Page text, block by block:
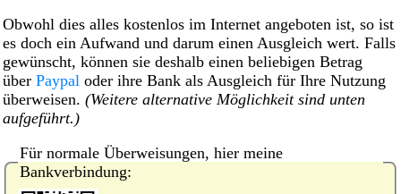
Obwohl dies alles kostenlos im Internet angeboten ist, so ist
es doch ein Aufwand und darum einen Ausgleich wert. Falls
gewünscht, können sie deshalb einen beliebigen Betrag
über Paypal oder ihre Bank als Ausgleich für Ihre Nutzung
überweisen. (Weitere alternative Möglichkeit sind unten
aufgeführt.)
Für normale Überweisungen, hier meine
Bankverbindung: